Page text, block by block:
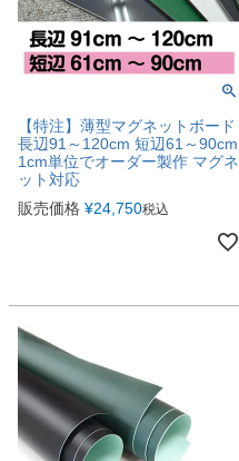
【特注】薄型マグネットボード
長辺91～120cm 短辺61～90cm
1cm単位でオーダー製作 マグネ
ット対応
販売価格 ¥24,750税込